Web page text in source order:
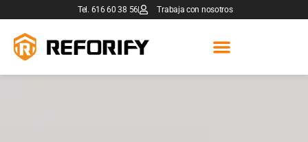
Tel. 616 60 38 56 Trabaja con nosotros